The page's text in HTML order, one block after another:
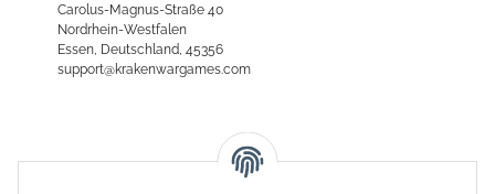
Carolus-Magnus-Straße 40
Nordrhein-Westfalen
Essen, Deutschland, 45356
support@krakenwargames.com